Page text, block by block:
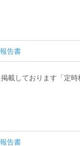
告書
載しております「定
告書